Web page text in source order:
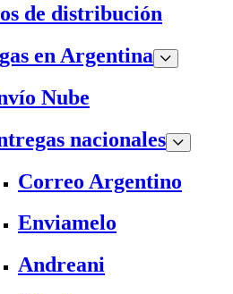
de distribución
en Argentina
Nube
nacionales
Correo Argentino
Enviamelo
Andreani